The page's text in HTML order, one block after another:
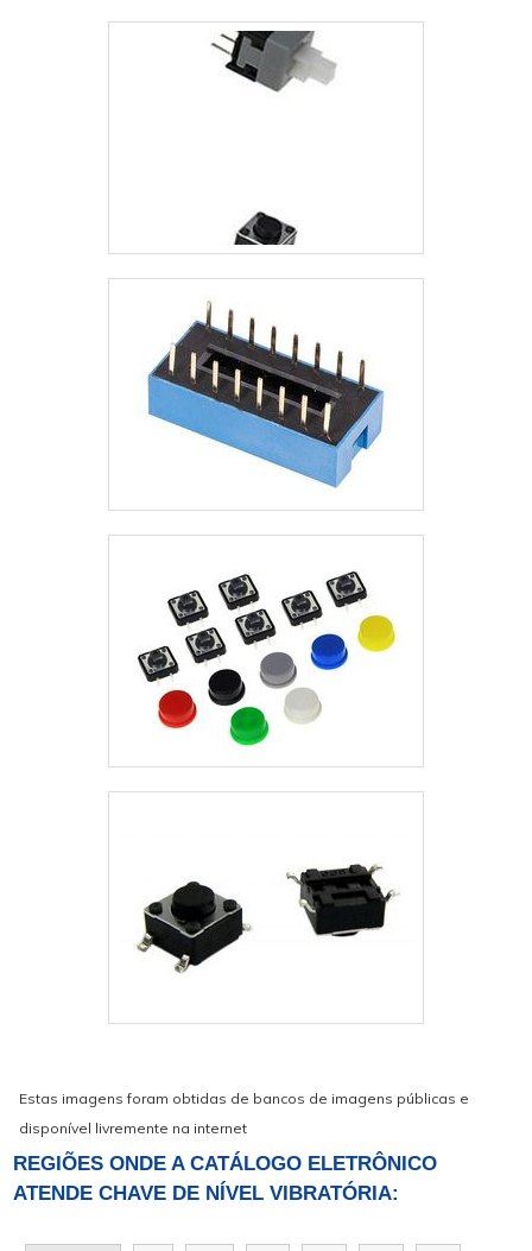
Estas imagens foram obtidas de bancos de imagens públicas e
disponível livremente na internet
REGIÕES ONDE A CATÁLOGO ELETRÔNICO
ATENDE CHAVE DE NÍVEL VIBRATÓRIA: